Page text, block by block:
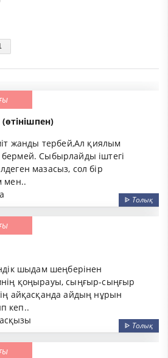
жанды тербей,Ал қиялым
Сыбырлайды іштегі
мазасыз, сол бір
мен..
ᐈ Толық
шыдам шеңберінен
қоңырауы, сыңғыр-сыңғыр
айқасқанда айдың нұрын
кеп..
ᐈ Толық